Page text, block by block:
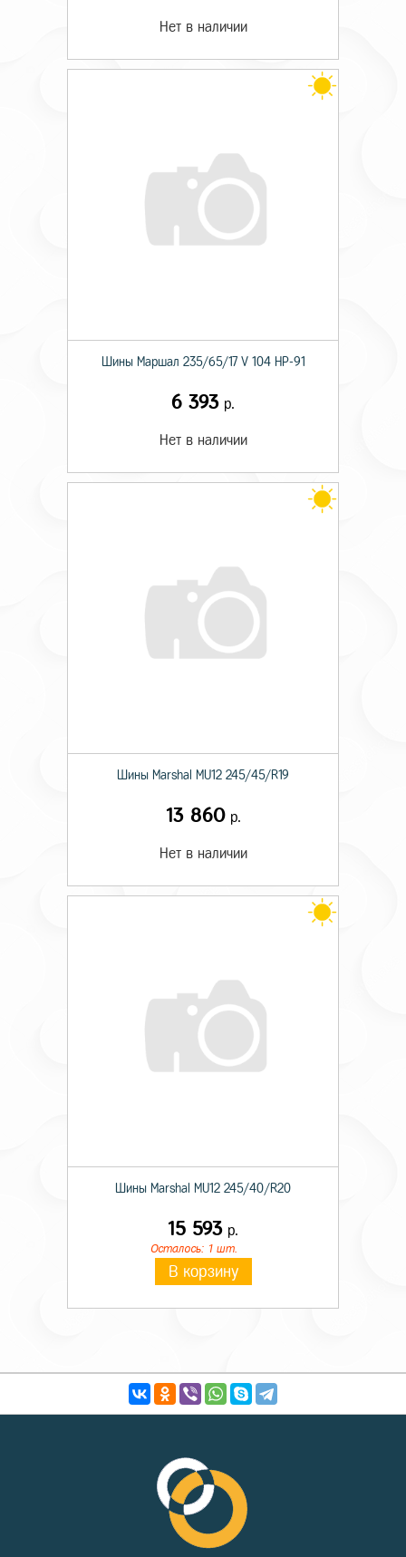
Нет в наличии
Шины Маршал 235/65/17 V 104 HP-91
6 393 р.
Нет в наличии
Шины Marshal MU12 245/45/R19
13 860р.
Нет в наличии
Шины Marshal MU12 245/40/R20
15 593 р.
Осталось: 1 шт.
В корзину